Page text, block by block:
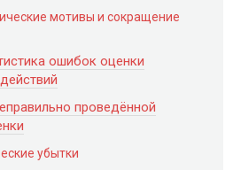
мотивы и сокращение
ошибок оценки
проведённой
убытки